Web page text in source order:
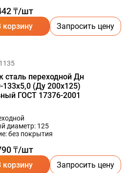
₸/шт
корзину Запросить цену
сталь переходной Дн
133х5,0 (Ду 200х125)
ГОСТ 17376-2001
диаметр: 125
без покрытия
₸/шт
корзину Запросить цену